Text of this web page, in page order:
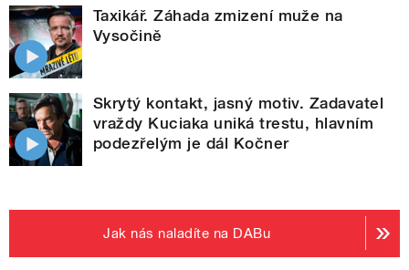
Taxikář. Záhada zmizení muže na
Vysočině
Skrytý kontakt, jasný motiv. Zadavatel
vraždy Kuciaka uniká trestu, hlavním
podezřelým je dál Kočner
Jak nás naladíte na DABu